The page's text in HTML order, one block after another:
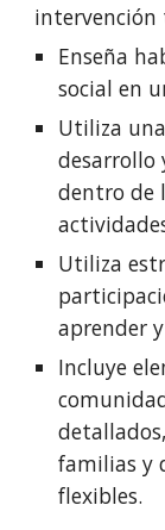
intervención
Enseña
social en
Utiliza
desarrollo
dentro de
Utiliza
aprender
Incluye
familias y
flexibles.